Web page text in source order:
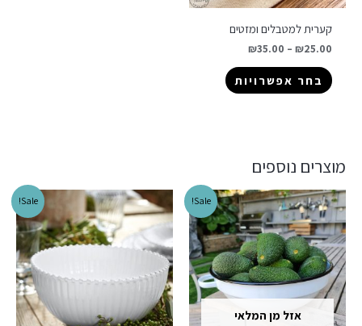
קערית למטבלים ומזטים
₪25.00
–
₪35.00
בחר אפשרויות
מוצרים נוספים
Sale!
אזל מן המלאי
Sale!